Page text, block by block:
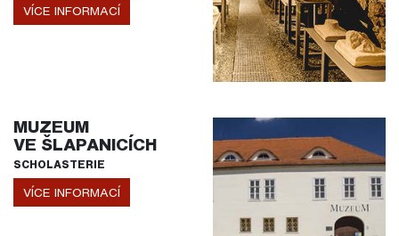
VÍCE INFORMACÍ
MUZEUM
VE ŠLAPANICÍCH
SCHOLASTERIE
VÍCE INFORMACÍ